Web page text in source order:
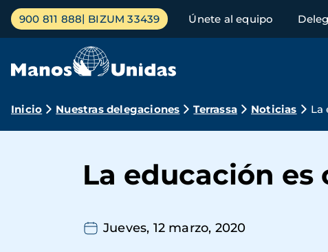
Pasar
contenido
Menú
principal
900 811 888 BIZUM 33439 Únete al equipo
Ruta
navegación
Inicio Nuestras delegaciones Terrassa Noticias La
La educación es
Jueves, 12 marzo, 2020